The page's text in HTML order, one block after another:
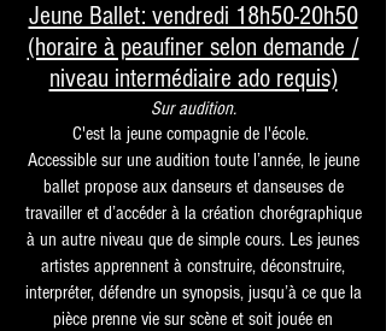
Jeune Ballet: vendredi 18h50-20h50
(horaire à peaufiner selon demande /
niveau intermédiaire ado requis)
Sur audition.
C'est la jeune compagnie de l'école.
Accessible sur une audition toute l’année, le jeune
ballet propose aux danseurs et danseuses de
travailler et d’accéder à la création chorégraphique
à un autre niveau que de simple cours. Les jeunes
artistes apprennent à construire, déconstruire,
interpréter, défendre un synopsis, jusqu’à ce que la
pièce prenne vie sur scène et soit jouée en